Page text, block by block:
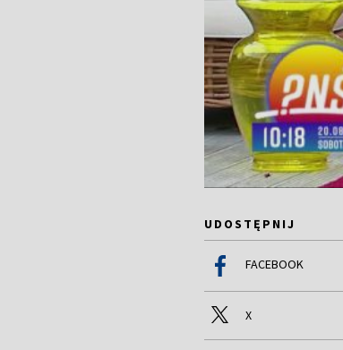
UDOSTĘPNIJ
FACEBOOK
X